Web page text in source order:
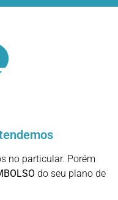
no particular. Porém
do seu plano de